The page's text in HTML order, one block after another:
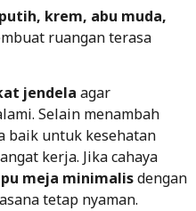
putih, krem, abu muda,
ruangan terasa
jendela agar
Selain menambah
baik untuk kesehatan
kerja. Jika cahaya
meja minimalisdengan
tetap nyaman.